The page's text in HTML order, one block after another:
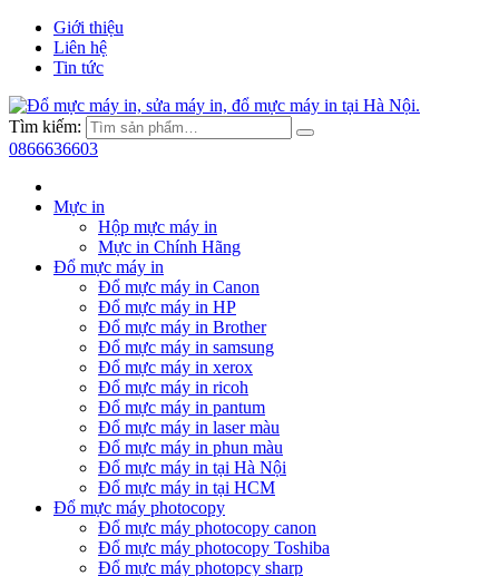
Giới thiệu
Liên hệ
Tin tức
Tìm kiếm:
0866636603
Mực in
Hộp mực máy in
Mực in Chính Hãng
Đổ mực máy in
Đổ mực máy in Canon
Đổ mực máy in HP
Đổ mực máy in Brother
Đổ mực máy in samsung
Đổ mực máy in xerox
Đổ mực máy in ricoh
Đổ mực máy in pantum
Đổ mực máy in laser màu
Đổ mực máy in phun màu
Đổ mực máy in tại Hà Nội
Đổ mực máy in tại HCM
Đổ mực máy photocopy
Đổ mực máy photocopy canon
Đổ mực máy photocopy Toshiba
Đổ mực máy photopcy sharp